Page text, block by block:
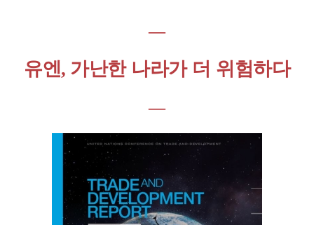
―
유엔, 가난한 나라가 더 위험하다
―